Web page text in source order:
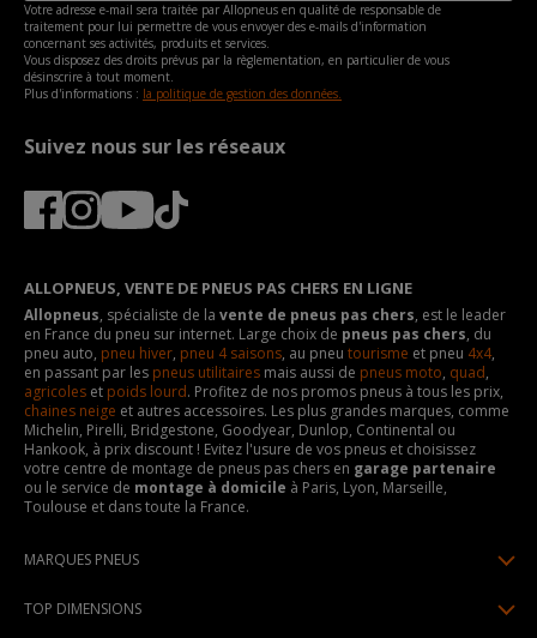
Votre adresse e-mail sera traitée par Allopneus en qualité de responsable de
traitement pour lui permettre de vous envoyer des e-mails d'information
concernant ses activités, produits et services.
Vous disposez des droits prévus par la règlementation, en particulier de vous
désinscrire à tout moment.
Plus d'informations : la politique de gestion des données.
Suivez nous sur les réseaux
ALLOPNEUS, VENTE DE PNEUS PAS CHERS EN LIGNE
Allopneus, spécialiste de la vente de pneus pas chers, est le leader
en France du pneu sur internet. Large choix de pneus pas chers, du
pneu auto, pneu hiver, pneu 4 saisons, au pneu tourisme et pneu 4x4,
en passant par les pneus utilitaires mais aussi de pneus moto, quad,
agricoles et poids lourd. Profitez de nos promos pneus à tous les prix,
chaines neige et autres accessoires. Les plus grandes marques, comme
Michelin, Pirelli, Bridgestone, Goodyear, Dunlop, Continental ou
Hankook, à prix discount ! Evitez l'usure de vos pneus et choisissez
votre centre de montage de pneus pas chers en garage partenaire
ou le service de montage à domicile à Paris, Lyon, Marseille,
Toulouse et dans toute la France.
MARQUES PNEUS
TOP DIMENSIONS